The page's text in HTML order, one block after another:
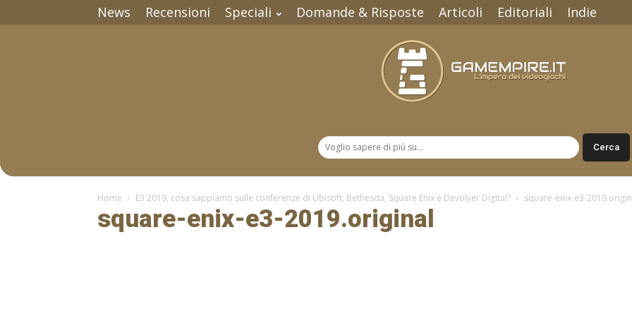
News Recensioni Speciali Domande & Risposte Articoli Editoriali Indie
Home E3 2019, cosa sappiamo sulle conferenze di Ubisoft, Bethesda, Square Enix e Devolver Digital? square-enix-e3-
square-enix-e3-2019.original